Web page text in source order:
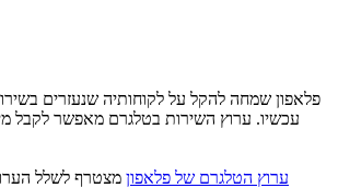
פלאפון שמחה להקל על לקוחותיה שנעזרים
עכשיו. ערוץ השירות בטלגרם מאפשר לקבל
ערוץ הטלגרם של פלאפון מצטרף לשלל